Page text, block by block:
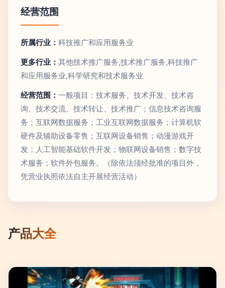
经营范围
所属行业： 科技推广和应用服务业
更多行业： 其他技术推广服务,技术推广服务,科技推广
和应用服务业,科学研究和技术服务业
经营范围： 一般项目：技术服务、技术开发、技术咨
询、技术交流、技术转让、技术推广；信息技术咨询服
务；互联网数据服务；工业互联网数据服务；计算机软
硬件及辅助设备零售；互联网设备销售；动漫游戏开
发；人工智能基础软件开发；物联网设备销售；数字技
术服务；软件外包服务。（除依法须经批准的项目外，
凭营业执照依法自主开展经营活动）
产品大全